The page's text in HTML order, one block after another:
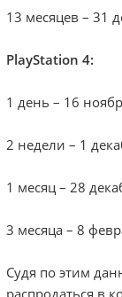
13 месяцев – 31
PlayStation 4:
1 день – 16
2 недели – 1
1 месяц – 28
3 месяца – 8
Судя по этим